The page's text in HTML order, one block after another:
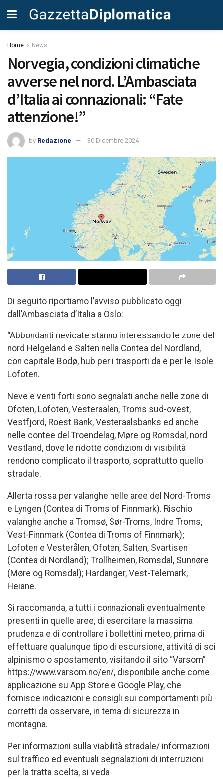
Home News
Norvegia, condizioni climatiche
avverse nel nord. L’Ambasciata
d’Italia ai connazionali: “Fate
attenzione!”
by Redazione 30 Dicembre 2024
Di seguito riportiamo l’avviso pubblicato oggi
dall’Ambasciata d’Italia a Oslo:
“Abbondanti nevicate stanno interessando le zone del
nord Helgeland e Salten nella Contea del Nordland,
con capitale Bodø, hub per i trasporti da e per le Isole
Lofoten.
Neve e venti forti sono segnalati anche nelle zone di
Ofoten, Lofoten, Vesteraalen, Troms sud-ovest,
Vestfjord, Roest Bank, Vesteraalsbanks ed anche
nelle contee del Troendelag, Møre og Romsdal, nord
Vestland, dove le ridotte condizioni di visibilità
rendono complicato il trasporto, soprattutto quello
stradale.
Allerta rossa per valanghe nelle aree del Nord-Troms
e Lyngen (Contea di Troms of Finnmark). Rischio
valanghe anche a Tromsø, Sør-Troms, Indre Troms,
Vest-Finnmark (Contea di Troms of Finnmark);
Lofoten e Vesterålen, Ofoten, Salten, Svartisen
(Contea di Nordland); Trollheimen, Romsdal, Sunnøre
(Møre og Romsdal); Hardanger, Vest-Telemark,
Heiane.
Si raccomanda, a tutti i connazionali eventualmente
presenti in quelle aree, di esercitare la massima
prudenza e di controllare i bollettini meteo, prima di
effettuare qualunque tipo di escursione, attività di sci
alpinismo o spostamento, visitando il sito “Varsom”
https://www.varsom.no/en/, disponibile anche come
applicazione su App Store e Google Play, che
fornisce indicazioni e consigli sui comportamenti più
corretti da osservare, in tema di sicurezza in
montagna.
Per informazioni sulla viabilità stradale/ informazioni
sul traffico ed eventuali segnalazioni di interruzioni
per la tratta scelta, si veda